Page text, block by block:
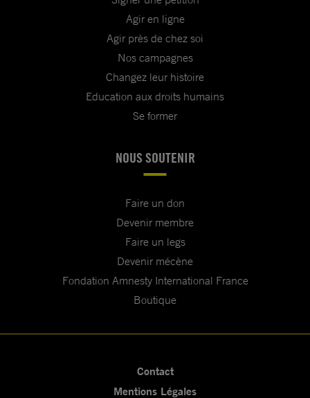
Agir en ligne
Agir près de chez soi
Nos campagnes
Changez leur histoire
Education aux droits humains
Se former
NOUS SOUTENIR
Faire un don
Devenir membre
Faire un legs
Devenir mécène
Fondation Amnesty International France
Boutique
Contact
Mentions Légales